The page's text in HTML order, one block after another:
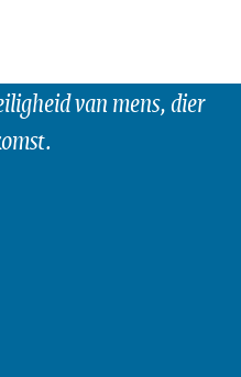
van mens, dier